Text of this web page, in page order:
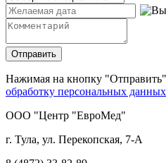
Нажимая на кнопку
обработку персональных данных
OOO "Центр "ЕвроМед"
г. Тула, ул. Перекопская, 7-А